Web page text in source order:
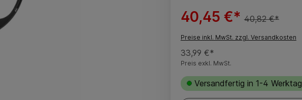
40,45 €* 40,82 €*
Preise inkl. MwSt. zzgl. Versandkosten
33,99 €*
Preis exkl. MwSt.
Versandfertig in 1-4